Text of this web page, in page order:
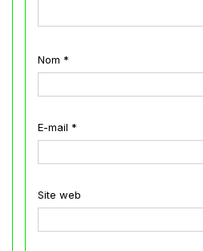
Nom *
E-mail *
Site web